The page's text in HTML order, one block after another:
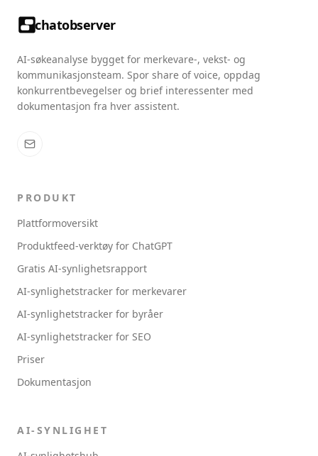
chatobserver
AI-søkeanalyse bygget for merkevare-, vekst- og
kommunikasjonsteam. Spor share of voice, oppdag
konkurrentbevegelser og brief interessenter med
dokumentasjon fra hver assistent.
PRODUKT
Plattformoversikt
Produktfeed-verktøy for ChatGPT
Gratis AI-synlighetsrapport
AI-synlighetstracker for merkevarer
AI-synlighetstracker for byråer
AI-synlighetstracker for SEO
Priser
Dokumentasjon
AI-SYNLIGHET